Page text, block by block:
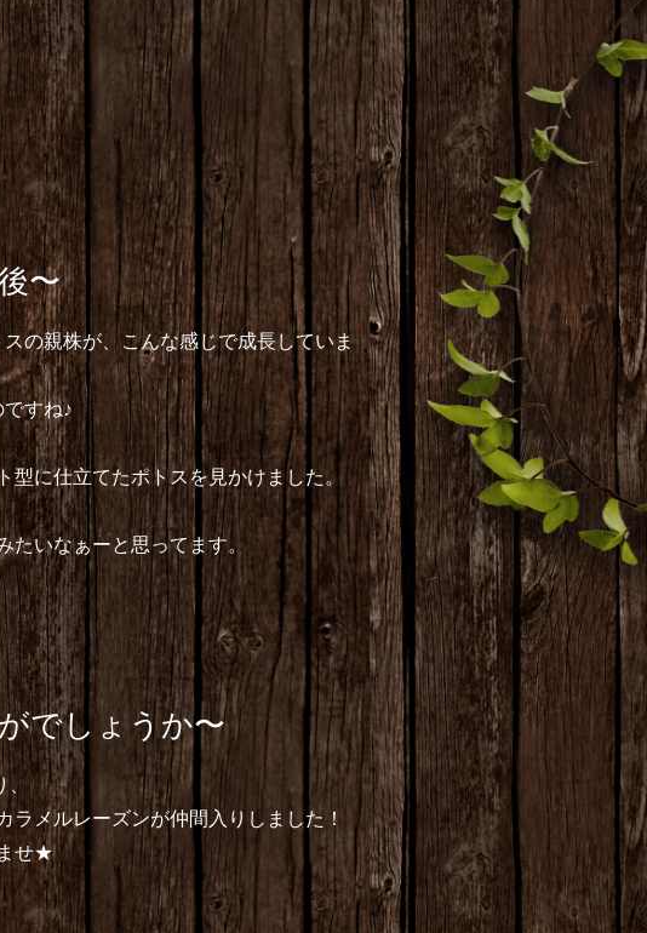
〜
の親株が、こんな感じで成長していま
すね♪
型に仕立てたポトスを見かけました。
たいなぁーと思ってます。
でしょうか〜
ラメルレーズンが仲間入りしました！
せ★